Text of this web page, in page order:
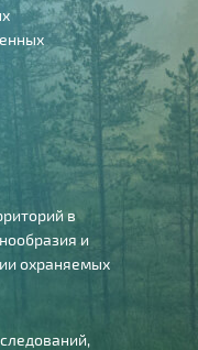
в
и
охраняемых